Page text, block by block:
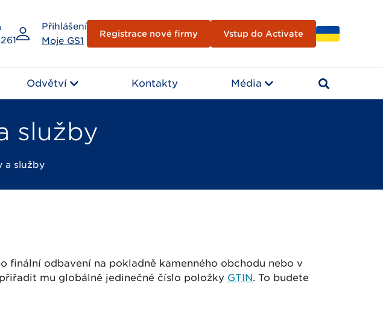
Přihlášení
Moje GS1
Registrace nové firmy Vstup do Activate
Odvětví Kontakty Média
služby
a služby
finální odbavení na pokladně kamenného obchodu nebo v
mu globálně jedinečné číslo položky GTIN. To budete